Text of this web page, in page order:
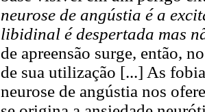
neurose de angústia é a
libidinal é despertada mas
de apreensão surge, então,
de sua utilização [...] As
neurose de angústia nos